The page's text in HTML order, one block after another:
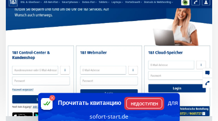
Прочитать квитанцию НЕДОСТУПЕН
для
sofort-start.de